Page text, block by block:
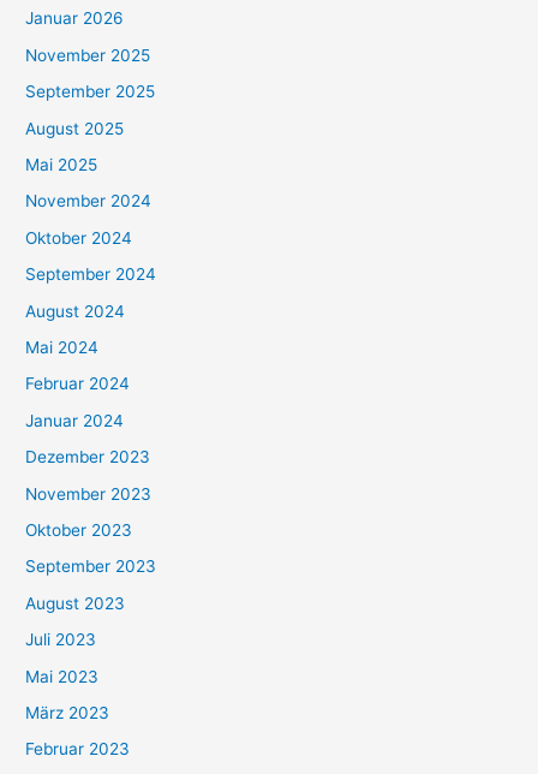
Januar 2026
November 2025
September 2025
August 2025
Mai 2025
November 2024
Oktober 2024
September 2024
August 2024
Mai 2024
Februar 2024
Januar 2024
Dezember 2023
November 2023
Oktober 2023
September 2023
August 2023
Juli 2023
Mai 2023
März 2023
Februar 2023